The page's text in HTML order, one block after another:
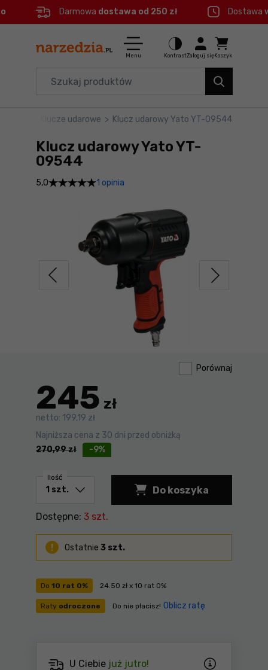
Menu główne
Informacje o produkcie
Do koszyka
Szczegółowe informacje
Stopka
Mapa strony
Darmowa dostawa od 250 zł Dostawa
Menu KontrastZaloguj się Koszyk
Elektronarzędzia
Akcesoria
BHP
Klucze udarowe > Klucz udarowy Yato YT-09544
Klucz udarowy Yato YT-
09544
5,0 1 opinia
Porównaj
245 zł
netto: 199,19 zł
-9%
Najniższa cena z 30 dni przed obniżką
270,99zł
Do 10 rat 0% 24.50 zł x 10 rat 0%
Raty odroczone Do nie płacisz! Oblicz ratę
Ilość
Do koszyka
Dostępne: 3 szt.
Ostatnie 3 szt.
U Ciebie już jutro!